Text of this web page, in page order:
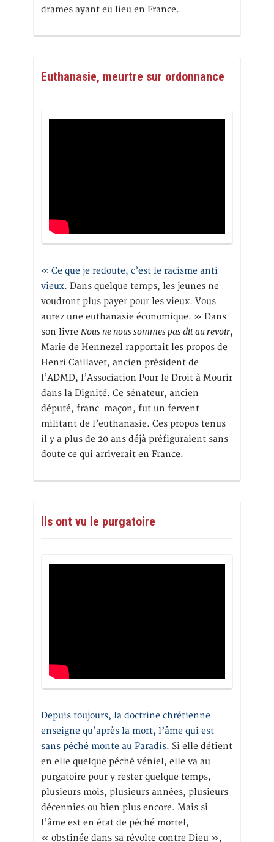
drames ayant eu lieu en France.
Euthanasie, meurtre sur ordonnance
« Ce que je redoute, c’est le racisme anti-
vieux. Dans quelque temps, les jeunes ne
voudront plus payer pour les vieux. Vous
aurez une euthanasie économique. » Dans
son livre Nous ne nous sommes pas dit au revoir,
Marie de Hennezel rapportait les propos de
Henri Caillavet, ancien président de
l’ADMD, l’Association Pour le Droit à Mourir
dans la Dignité. Ce sénateur, ancien
député, franc-maçon, fut un fervent
militant de l’euthanasie. Ces propos tenus
il y a plus de 20 ans déjà préfiguraient sans
doute ce qui arriverait en France.
Ils ont vu le purgatoire
Depuis toujours, la doctrine chrétienne
enseigne qu’après la mort, l’âme qui est
sans péché monte au Paradis. Si elle détient
en elle quelque péché véniel, elle va au
purgatoire pour y rester quelque temps,
plusieurs mois, plusieurs années, plusieurs
décennies ou bien plus encore. Mais si
l’âme est en état de péché mortel,
« obstinée dans sa révolte contre Dieu »,